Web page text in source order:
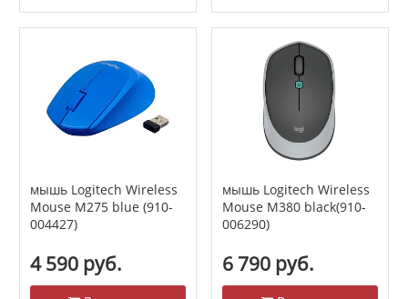
мышь Logitech Wireless
Mouse M275 blue (910-
004427)
4 590 руб.
мышь Logitech Wireless
Mouse M380 black(910-
006290)
6 790 руб.